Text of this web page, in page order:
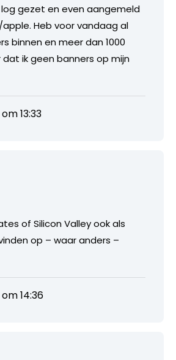
gezet en even aangemeld
Heb voor vandaag al
binnen en meer dan 1000
ik geen banners op mijn
13:33
of Silicon Valley ook als
op – waar anders –
14:36